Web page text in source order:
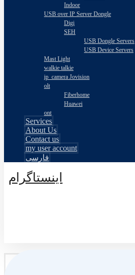
Indoor
USB over IP Server Dongle
Digi
SEH
USB Dongle Servers
USB Device Servers
Mast Light
walkie talkie
ip_camera Jovision
olt
Fiberhome
Huawei
ont
Services
About Us
Contact us
my user account
فارسی
اینستاگرام